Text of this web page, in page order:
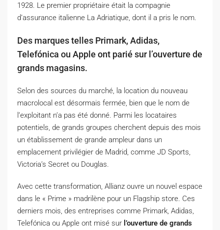
1928. Le premier propriétaire était la compagnie
d’assurance italienne La Adriatique, dont il a pris le nom.
Des marques telles Primark, Adidas,
Telefónica ou Apple ont parié sur l’ouverture de
grands magasins.
Selon des sources du marché, la location du nouveau
macrolocal est désormais fermée, bien que le nom de
l’exploitant n’a pas été donné. Parmi les locataires
potentiels, de grands groupes cherchent depuis des mois
un établissement de grande ampleur dans un
emplacement privilégier de Madrid, comme JD Sports,
Victoria’s Secret ou Douglas.
Avec cette transformation, Allianz ouvre un nouvel espace
dans le « Prime » madrilène pour un Flagship store. Ces
derniers mois, des entreprises comme Primark, Adidas,
Telefónica ou Apple ont misé sur l’ouverture de grands